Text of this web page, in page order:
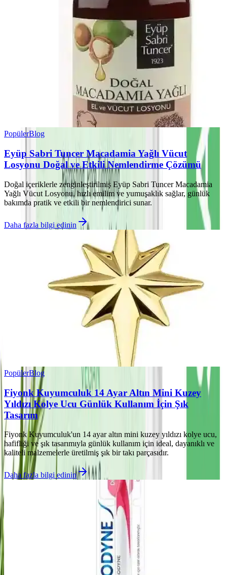
PopülerBlog
Eyüp Sabri Tuncer Macadamia Yağlı Vücut
Losyonu Doğal ve Etkili Nemlendirme Çözümü
Doğal içeriklerle zenginleştirilmiş Eyüp Sabri Tuncer Macadamia
Yağlı Vücut Losyonu, hızlı emilim ve yumuşaklık sağlar, günlük
bakımda pratik ve etkili bir nemlendirici sunar.
Daha fazla bilgi edinin
PopülerBlog
Fiyonk Kuyumculuk 14 Ayar Altın Mini Kuzey
Yıldızı Kolye Ucu Günlük Kullanım İçin Şık
Tasarım
Fiyonk Kuyumculuk'un 14 ayar altın mini kuzey yıldızı kolye ucu,
hafifliği ve şık tasarımıyla günlük kullanım için ideal, dayanıklı ve
kaliteli malzemelerle üretilmiş şık bir takı parçasıdır.
Daha fazla bilgi edinin